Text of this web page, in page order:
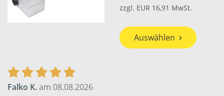
zzgl. EUR 16,91 MwSt.
Auswählen
Falko K.am 08.08.2026